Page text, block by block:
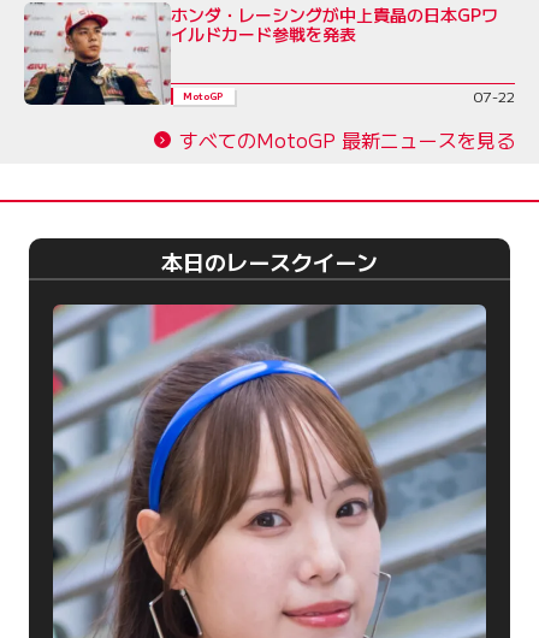
ホンダ・レーシングが中上貴晶の日本GPワ
イルドカード参戦を発表
MotoGP 07-22
すべてのMotoGP 最新ニュースを見る
本日のレースクイーン